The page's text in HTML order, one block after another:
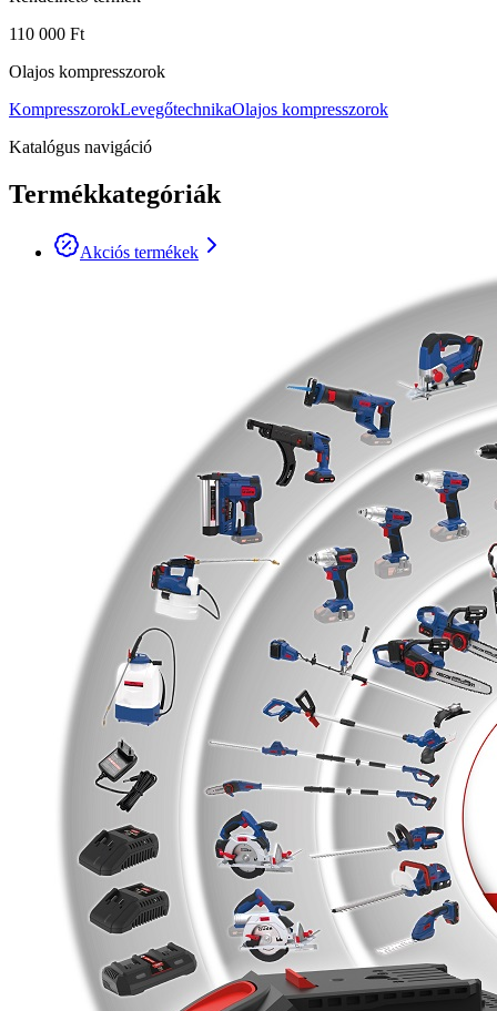
110 000 Ft
Olajos kompresszorok
KompresszorokLevegőtechnikaOlajos kompresszorok
Katalógus navigáció
Termékkategóriák
Akciós termékek